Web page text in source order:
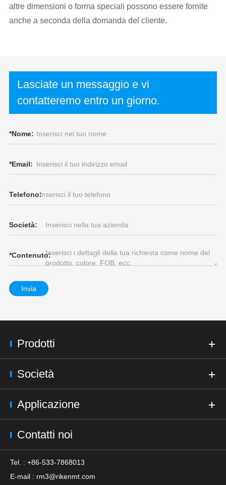
altre dimensioni o forma speciali possono essere fornite
anche a seconda della domanda del cliente.
Lasciate un messaggio e vi
contatteremo entro un giorno.
*Nome:
*Email:
Telefono:
Società:
*Contenuto:
Invia
Prodotti
Società
Applicazione
Contatti noi
Tel. : +86-533-7868013
E-mail : rm3@rikenmt.com